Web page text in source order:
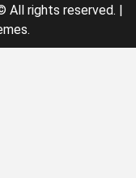
All rights reserved.